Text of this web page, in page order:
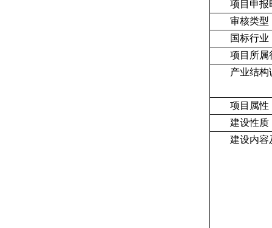
项目申报
审核类型
国标行业
项目所属
产业结构
项目属性
建设性质
建设内容